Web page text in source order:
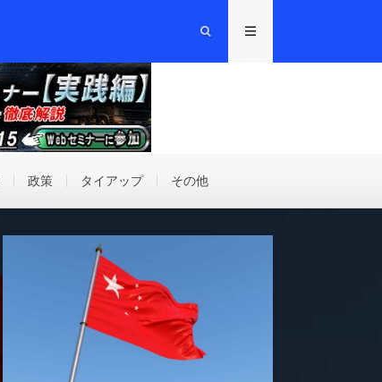
政策 タイアップ その他